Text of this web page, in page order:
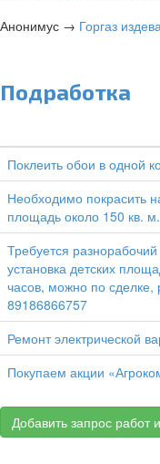
Анонимус → Горгаз
Подработка
Поклеить обои в одной
Необходимо покрасить
площадь около 150 кв. м.
Требуется
установка детских
часов, можно по сделке,
89186866757
Ремонт электрической
Покупаем акции
Добавить запрос работ